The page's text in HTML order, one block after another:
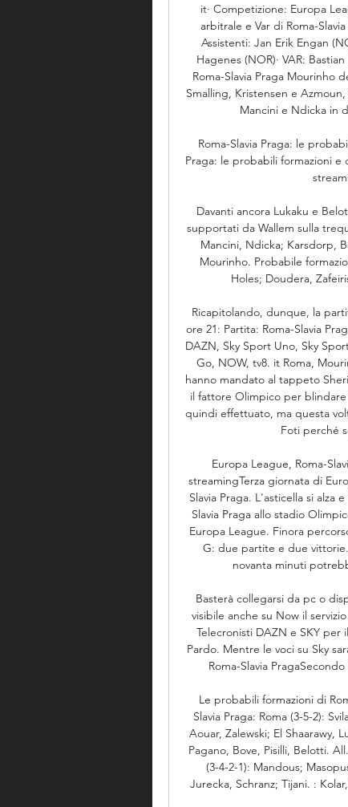
it· Competizione: Europa
arbitrale e Var di Roma-
Assistenti: Jan Erik Engan
Hagenes (NOR)· VAR:
Roma-Slavia Praga Mourinho
Smalling, Kristensen e
Mancini e Ndicka in
Roma-Slavia Praga: le
Praga: le probabili formazioni
Davanti ancora Lukaku e
supportati da Wallem sulla
Mancini, Ndicka; Karsdorp,
Mourinho. Probabile
Holes; Doudera,
Ricapitolando, dunque, la
ore 21: Partita: Roma-Slavia
DAZN, Sky Sport Uno, Sky
Go, NOW, tv8. it Roma,
hanno mandato al tappeto
il fattore Olimpico per
quindi effettuato, ma questa
Foti perché
Europa League, Roma-
streamingTerza giornata di
Slavia Praga. L'asticella si alza
Slavia Praga allo stadio
Europa League. Finora
G: due partite e due
novanta minuti
Basterà collegarsi da pc o
visibile anche su Now il
Telecronisti DAZN e SKY per
Pardo. Mentre le voci su Sky
Roma-Slavia
Le probabili formazioni di
Slavia Praga: Roma (3-5-2):
Aouar, Zalewski; El Shaarawy,
Pagano, Bove, Pisilli, Belotti.
(3-4-2-1): Mandous;
Jurecka, Schranz; Tijani. :